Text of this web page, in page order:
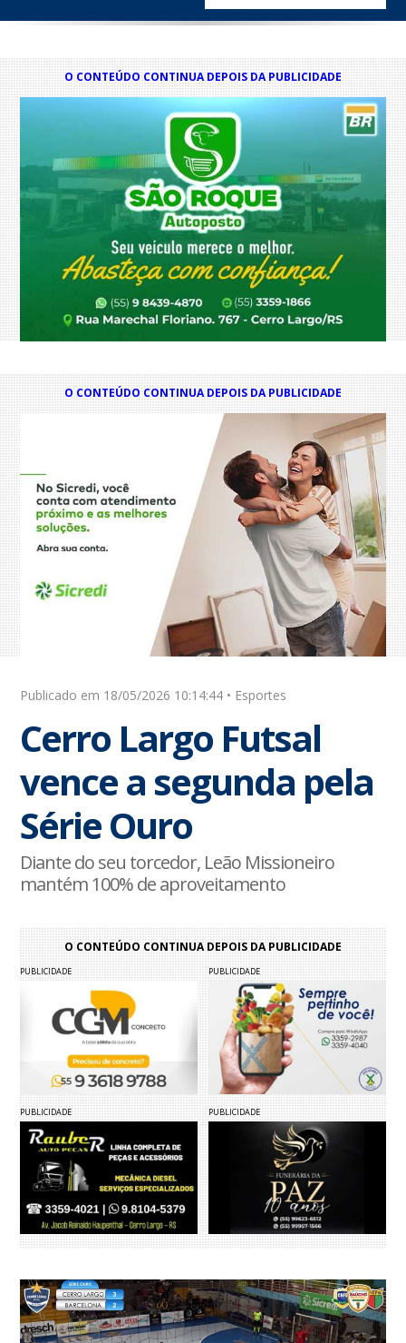
O CONTEÚDO CONTINUA DEPOIS DA PUBLICIDADE
O CONTEÚDO CONTINUA DEPOIS DA PUBLICIDADE
Publicado em 18/05/2026 10:14:44 • Esportes
Cerro Largo Futsal
vence a segunda pela
Série Ouro
Diante do seu torcedor, Leão Missioneiro
mantém 100% de aproveitamento
O CONTEÚDO CONTINUA DEPOIS DA PUBLICIDADE
PUBLICIDADE PUBLICIDADE
PUBLICIDADE PUBLICIDADE